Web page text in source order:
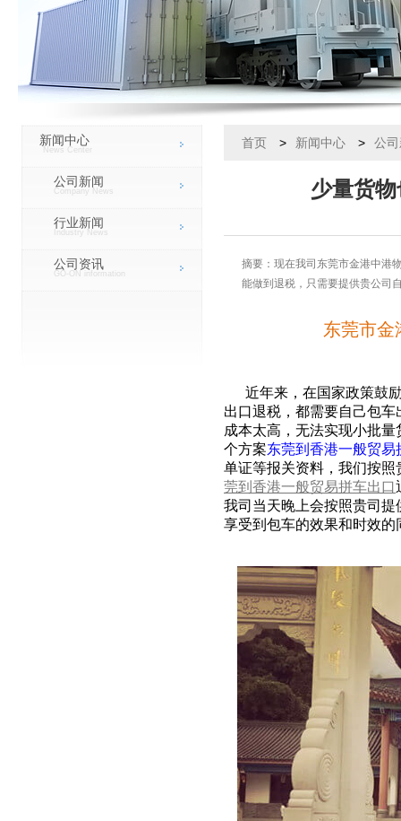
新闻中心
News Center
公司新闻
Company News
行业新闻
Industry News
公司资讯
GO-ON information
首页 > 新闻中心 > 公
少量货
摘要：现在我司东莞市金港中港
能做到退税，只需要提供贵公司
东莞市金
近年来，在国家政策鼓
出口退税，都需要自己包
成本太高，无法实现小批
个方案东莞到香港一般贸易
单证等报关资料，我们按
莞到香港一般贸易拼车出口
我司当天晚上会按照贵司
享受到包车的效果和时效